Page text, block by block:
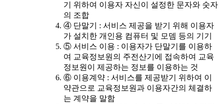
기 위하여 이용자 자신이 설정한 문자와 숫자
의 조합
④ 단말기 : 서비스 제공을 받기 위해 이용자
가 설치한 개인용 컴퓨터 및 모뎀 등의 기기
⑤ 서비스 이용 : 이용자가 단말기를 이용하
여 교육정보원의 주전산기에 접속하여 교육
정보원이 제공하는 정보를 이용하는 것
⑥ 이용계약 : 서비스를 제공받기 위하여 이
약관으로 교육정보원과 이용자간의 체결하
는 계약을 말함